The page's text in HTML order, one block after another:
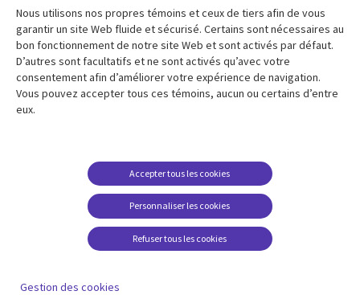
Salle de presse
Ressources
Articles
Études de cas
Baladodiffusions
Support
Restrictions et
conditions juridiques
Carrières FAQ
Centre de gestion des
Social
Media
Global
FR
Nous utilisons nos propres témoins et ceux de tiers afin de vous
garantir un site Web fluide et sécurisé. Certains sont nécessaires au
bon fonctionnement de notre site Web et sont activés par défaut.
D’autres sont facultatifs et ne sont activés qu’avec votre
consentement afin d’améliorer votre expérience de navigation.
Vous pouvez accepter tous ces témoins, aucun ou certains d’entre
eux.
Personnaliser les cookies
Accepter tous les cookies
Refuser tous les cookies
Gestion des cookies